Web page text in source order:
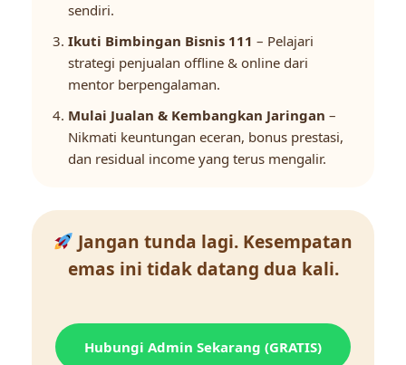
sendiri.
Ikuti Bimbingan Bisnis 111 – Pelajari
strategi penjualan offline & online dari
mentor berpengalaman.
Mulai Jualan & Kembangkan Jaringan –
Nikmati keuntungan eceran, bonus prestasi,
dan residual income yang terus mengalir.
Jangan tunda lagi. Kesempatan
emas ini tidak datang dua kali.
Hubungi Admin Sekarang (GRATIS)